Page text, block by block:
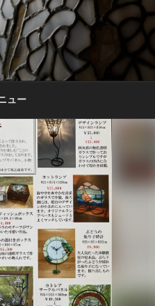
良 生駒 新石切 教室
ュー